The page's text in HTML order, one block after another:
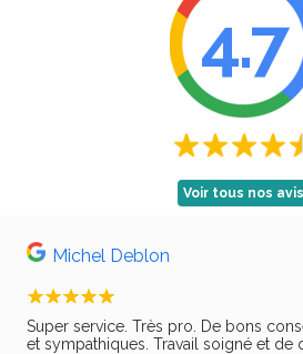
4.7
Voir tous nos avis
Michel Deblon
Super service. Très pro. De bons
et sympathiques. Travail soigné et de